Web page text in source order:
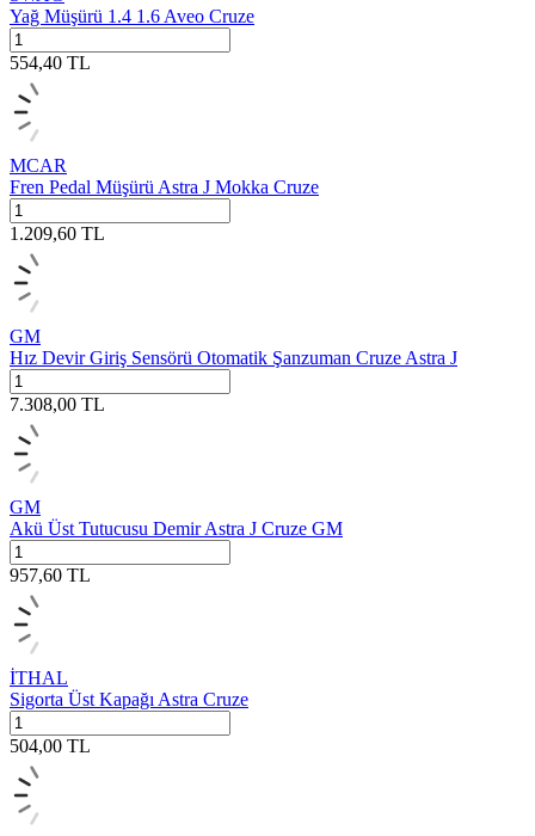
Yağ Müşürü 1.4 1.6 Aveo Cruze
554,40 TL
MCAR
Fren Pedal Müşürü Astra J Mokka Cruze
1.209,60 TL
GM
Hız Devir Giriş Sensörü Otomatik Şanzuman Cruze Astra J
7.308,00 TL
GM
Akü Üst Tutucusu Demir Astra J Cruze GM
957,60 TL
İTHAL
Sigorta Üst Kapağı Astra Cruze
504,00 TL